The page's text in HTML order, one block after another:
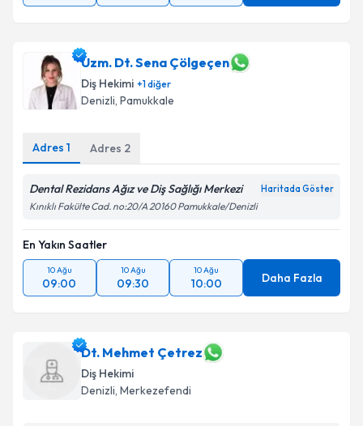
Uzm. Dt. Sena Çölgeçen
Diş Hekimi +1diğer
Denizli, Pamukkale
Adres 1 Adres 2
Dental Rezidans Ağız ve Diş Sağlığı Merkezi Haritada Göster
Kınıklı Fakülte Cad. no:20/A 20160 Pamukkale/Denizli
En Yakın Saatler
10 Ağu
09:00
10 Ağu
09:30
10 Ağu
10:00 Daha Fazla
Dt. Mehmet Çetrez
Diş Hekimi
Denizli, Merkezefendi